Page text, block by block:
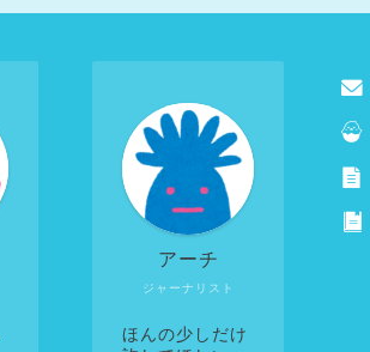
ジャーナリスト
アーチ
ほんの少しだけ